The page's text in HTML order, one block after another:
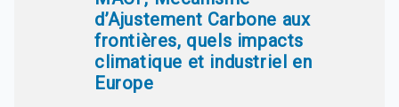
d’Ajustement Carbone aux
frontières, quels impacts
climatique et industriel en
Europe